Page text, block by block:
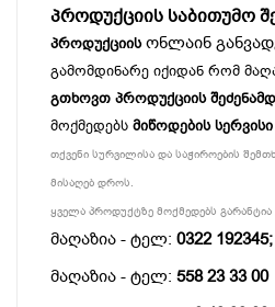
პროდუქციის საბითუმო
პროდუქციის ონლაინ
გამომდინარე იქიდან რომ
გთხოვთ პროდუქციის
მოქმედებს მიწოდების
თქვენი სურვილისა და საჭიროების
მისაღებ დროს.
ყველა პროდუქტზე მოქმედებს
მაღაზია - ტელ: 0322 192345;
მაღაზია - ტელ: 558 23 33 00